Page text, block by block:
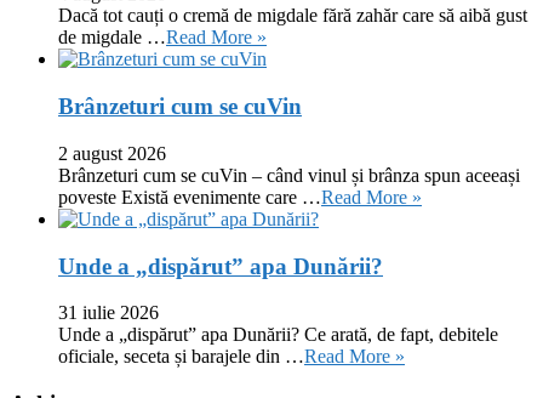
Dacă tot cauți o cremă de migdale fără zahăr care să aibă gust
de migdale …Read More »
Brânzeturi cum se cuVin
2 august 2026
Brânzeturi cum se cuVin – când vinul și brânza spun aceeași
poveste Există evenimente care …Read More »
Unde a „dispărut” apa Dunării?
31 iulie 2026
Unde a „dispărut” apa Dunării? Ce arată, de fapt, debitele
oficiale, seceta și barajele din …Read More »